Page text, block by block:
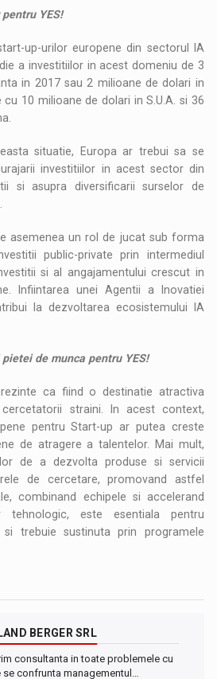
YES!
up-urilor europene din sectorul IA
a investitiilor in acest domeniu de 3
in 2017 sau 2 milioane de dolari in
10 milioane de dolari in S.U.A. si 36
situatie, Europa ar trebui sa se
investitiilor in acest sector din
si asupra diversificarii surselor de
asemenea un rol de jucat sub forma
public-private prin intermediul
si al angajamentului crescut in
Infiintarea unei Agentii a Inovatiei
la dezvoltarea ecosistemului IA
de munca pentru YES!
ca fiind o destinatie atractiva
straini. In acest context,
pentru Start-up ar putea creste
de atragere a talentelor. Mai mult,
de a dezvolta produse si servicii
de cercetare, promovand astfel
combinand echipele si accelerand
tehnologic, este esentiala pentru
si trebuie sustinuta prin programele
BERGER SRL
consultanta in toate problemele cu
se confrunta managementul…